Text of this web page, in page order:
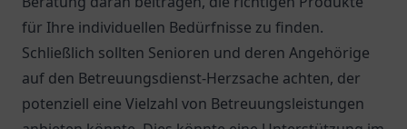
für Ihre individuellen Bedürfnisse zu finden.
Schließlich sollten Senioren und deren Angehörige
auf den Betreuungsdienst-Herzsache achten, der
potenziell eine Vielzahl von Betreuungsleistungen